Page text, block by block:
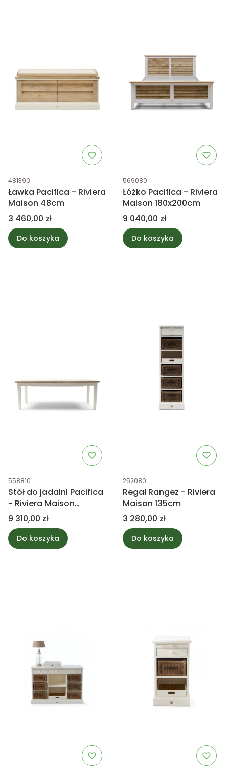
Kod produktu
481390
Ławka Pacifica - Riviera
Maison 48cm
Cena
3 460,00 zł
Do koszyka
Kod produktu
569080
Łóżko Pacifica - Riviera
Maison 180x200cm
Cena
9 040,00 zł
Do koszyka
Kod produktu
558810
Stół do jadalni Pacifica
- Riviera Maison
310/265/220x100cm
Cena
9 310,00 zł
Do koszyka
Kod produktu
252080
Regał Rangez - Riviera
Maison 135cm
Cena
3 280,00 zł
Do koszyka